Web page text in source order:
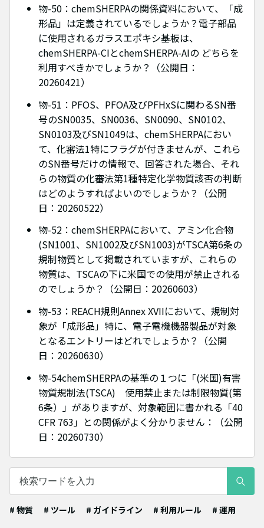
物-50：chemSHERPAの関係資料において、「成
形品」は定義されているでしょうか？電子部品
に使用されるガラスエポキシ基板は、
chemSHERPA-CIとchemSHERPA-AIの どちらを
利用すべきかでしょうか？（公開日：
20260421）
物-51：PFOS、PFOA及びPFHxSに関わるSN番
号のSN0035、SN0036、SN0090、SN0102、
SN0103及びSN1049は、chemSHERPAにおい
て、化審法1特にフラグが付きませんが、これら
のSN番号だけの情報で、回答された場合、それ
らの物質の化審法第1種特定化学物質該否の判断
はどのようすればよいのでしょうか？（公開
日：20260522）
物-52：chemSHERPAにおいて、アミン化合物
(SN1001、SN1002及びSN1003)がTSCA第6条の
規制物質として掲載されていますが、これらの
物質は、TSCAの下に米国での使用が禁止される
のでしょうか？（公開日：20260603）
物-53：REACH規則Annex XVIIにおいて、規制対
象が「成形品」特に、電子電機機器製品が対象
となるエントリーはどれでしょうか？（公開
日：20260630）
物-54chemSHERPAの基準の１つに「(米国)有害
物質規制法(TSCA) 使用禁止または制限物質(第
6条）」がありますが、対象範囲に書かれる「40
CFR 763」との関係がよく分かりません：（公開
日：20260730）
# 物質 # ツール # ガイドライン # 利用ルール
# 運用